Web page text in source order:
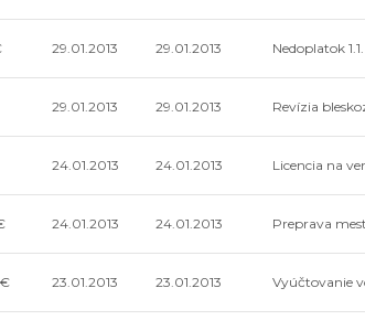
29.01.2013 29.01.2013 Nedoplatok
29.01.2013 29.01.2013 Revízia
24.01.2013 24.01.2013 Licencia na
24.01.2013 24.01.2013 Preprava
23.01.2013 23.01.2013 Vyúčtovanie